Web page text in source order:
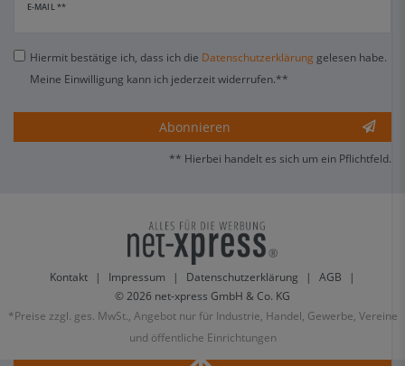
E-MAIL **
Hiermit bestätige ich, dass ich die Daten­schutz­erklärung gelesen habe.
Meine Einwilligung kann ich jederzeit widerrufen.**
Abonnieren
** Hierbei handelt es sich um ein Pflichtfeld.
Kontakt | Impressum | Datenschutzerklärung | AGB
|
© 2026 net-xpress GmbH & Co. KG
*Preise zzgl. ges. MwSt., Angebot nur für Industrie, Handel, Gewerbe, Vereine
und öffentliche Einrichtungen